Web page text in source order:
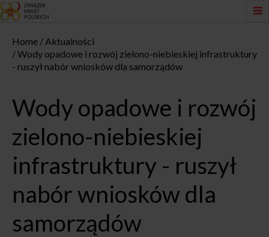
Home
Aktualności
Wody opadowe i rozwój zielono-niebieskiej infrastruktury
- ruszył nabór wniosków dla samorządów
Wody opadowe i rozwój
zielono-niebieskiej
infrastruktury - ruszył
nabór wniosków dla
samorządów